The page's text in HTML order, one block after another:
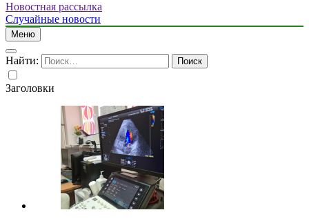
Новостная рассылка
Случайные новости
Меню
Найти:
Заголовки